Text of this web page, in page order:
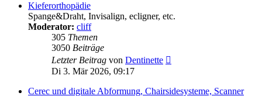
Kieferorthopädie
Spange&Draht, Invisalign, ecligner, etc.
Moderator: cliff
305 Themen
3050 Beiträge
Letzter Beitrag von Dentinette
Di 3. Mär 2026, 09:17
Cerec und digitale Abformung, Chairsidesysteme, Scanner